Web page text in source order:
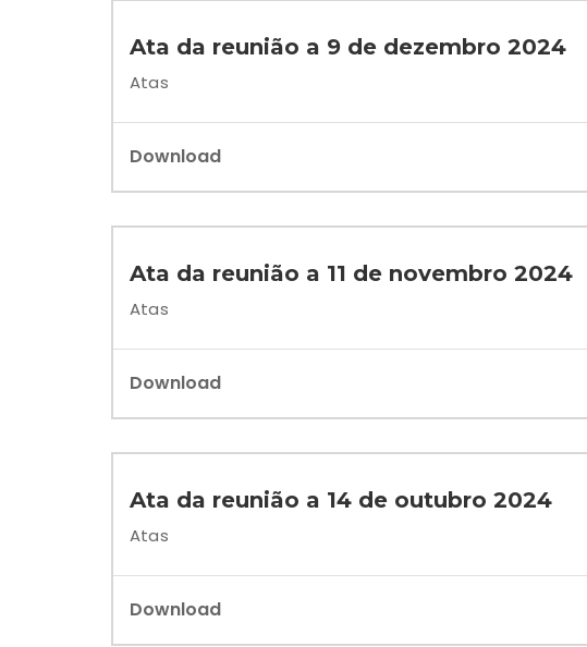
Ata da reunião a 9 de dezembro 2024
Atas
Download
Ata da reunião a 11 de novembro 2024
Atas
Download
Ata da reunião a 14 de outubro 2024
Atas
Download